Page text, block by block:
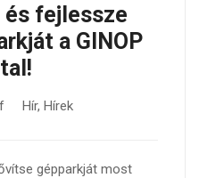
és fejlessze
a GINOP
Hír, Hírek
gépparkját most